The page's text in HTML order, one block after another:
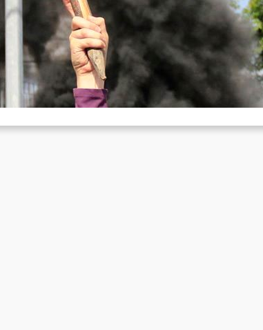
Weiteres Massaker in Rio
Nov. 25, 2016
In Rio de Janeiro haben Einheiten der
Jugendliche in abscheulicher Art und